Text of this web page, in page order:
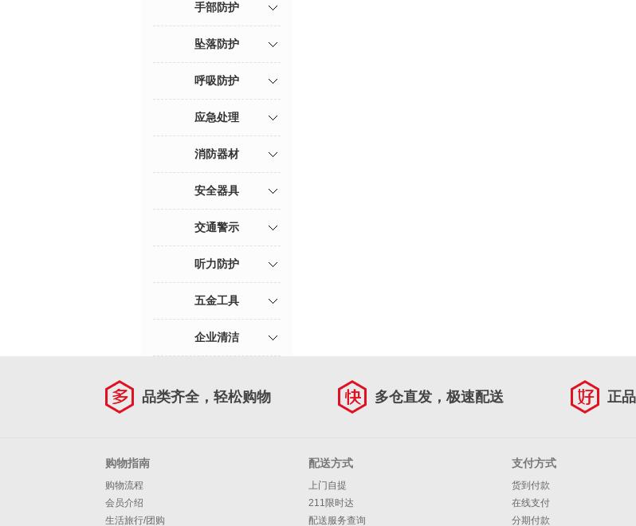
手部防护
坠落防护
呼吸防护
应急处理
消防器材
安全器具
交通警示
听力防护
五金工具
企业清洁
品类齐全，轻松购物 多仓直发，极速配送 正
购物指南
购物流程
会员介绍
生活旅行/团购
配送方式
上门自提
211限时达
配送服务查询
支付方式
货到付款
在线支付
分期付款